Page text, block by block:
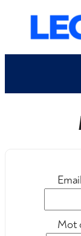
contenu
Mot